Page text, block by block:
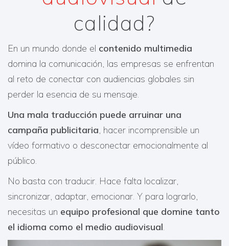
calidad?
En un mundo donde el contenido multimedia
domina la comunicación, las empresas se enfrentan
al reto de conectar con audiencias globales sin
perder la esencia de su mensaje.
Una mala traducción puede arruinar una
campaña publicitaria, hacer incomprensible un
vídeo formativo o desconectar emocionalmente al
público.
No basta con traducir. Hace falta localizar,
sincronizar, adaptar, emocionar. Y para lograrlo,
necesitas un equipo profesional que domine tanto
el idioma como el medio audiovisual.